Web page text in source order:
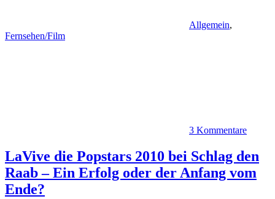
Allgemein,
Fernsehen/Film
3 Kommentare
LaVive die Popstars 2010 bei Schlag den
Raab – Ein Erfolg oder der Anfang vom
Ende?